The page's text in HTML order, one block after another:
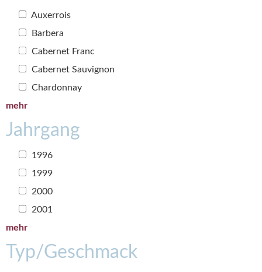
Auxerrois
Barbera
Cabernet Franc
Cabernet Sauvignon
Chardonnay
mehr
Jahrgang
1996
1999
2000
2001
mehr
Typ/Geschmack